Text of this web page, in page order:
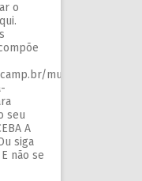
o
mucina/category/
seu
A
siga
não se